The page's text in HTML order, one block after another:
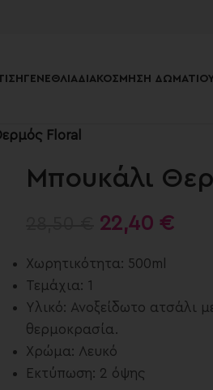
ΓΕΝΈΘΛΙΑΔΙΑΚΌΣΜΗΣΗ
Floral
Μπουκάλι
22,40 €
Χωρητικότητα: 500ml
Τεμάχια: 1
Υλικό: Ανοξείδωτο ατσάλι
θερμοκρασία.
Χρώμα: Λευκό
Εκτύπωση: 2 όψης